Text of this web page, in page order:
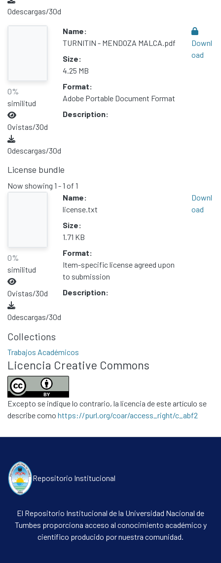
0descargas/30d
0%
similitud
0vistas/30d
0descargas/30d
Name:
TURNITIN - MENDOZA MALCA.pdf
Size:
4.25 MB
Format:
Adobe Portable Document Format
Description:
Downl
oad
License bundle
Now showing 1 - 1 of 1
0%
similitud
0vistas/30d
0descargas/30d
Name:
license.txt
Size:
1.71 KB
Format:
Item-specific license agreed upon
to submission
Description:
Downl
oad
Collections
Trabajos Académicos
Licencia Creative Commons
Excepto se indique lo contrario, la licencia de este artículo se
describe como https://purl.org/coar/access_right/c_abf2
Repositorio Institucional
El Repositorio Institucional de la Universidad Nacional de
Tumbes proporciona acceso al conocimiento académico y
científico producido por nuestra comunidad.